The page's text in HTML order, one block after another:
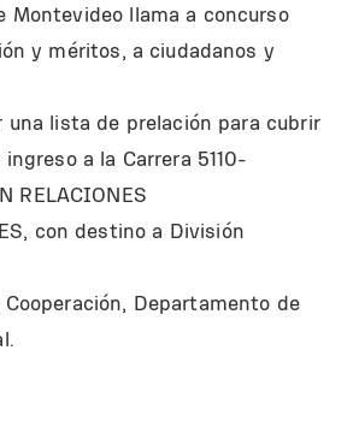
Montevideo llama a concurso
y méritos, a ciudadanos y
una lista de prelación para cubrir
a la Carrera 5110-
RELACIONES
con destino a División
Departamento de